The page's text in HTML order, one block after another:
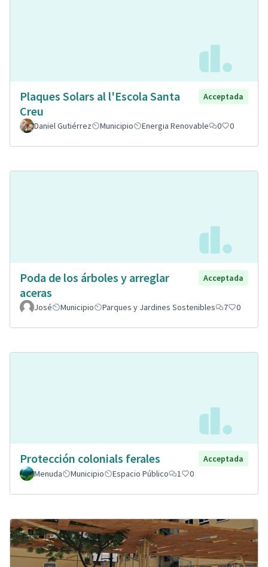
Plaques Solars al l'Escola Santa
Creu
Acceptada
Daniel Gutiérrez Municipio Energia Renovable 0 0
Poda de los árboles y arreglar
aceras
Acceptada
José Municipio Parques y Jardines Sostenibles 7 0
Protección colonials ferales
Acceptada
Menuda
Municipio Espacio Público 1 0